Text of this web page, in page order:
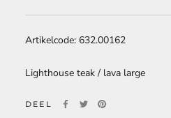
Artikelcode: 632.00162
Lighthouse teak / lava large
DEEL